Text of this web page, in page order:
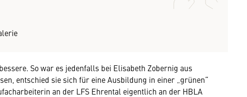
So war es jedenfalls bei Elisabeth Zobernig aus
entschied sie sich für eine Ausbildung in einer „grünen“
an der LFS Ehrental eigentlich an der HBLA